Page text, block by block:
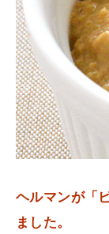
ヘルマンが「
ました。